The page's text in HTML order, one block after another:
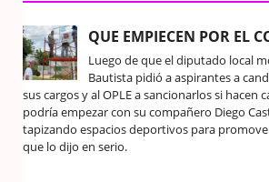
QUE EMPIECEN POR EL
Luego de que el diputado local
Bautista pidió a aspirantes a
sus cargos y al OPLE a sancionarlos si hacen
podría empezar con su compañero Diego
tapizando espacios deportivos para
que lo dijo en serio.